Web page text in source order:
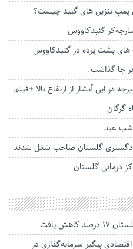
بنزین های گنبد چیست؟
پشت پرده در گنبدکاووس
در این آبشار از ارتفاع بالا +فیلم
گرگان
شب عید
یافت
با ۱۱ هلدینگ اقتصادی پیگیر سرمایه‌گذاری در